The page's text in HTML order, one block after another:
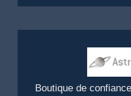
Boutique de